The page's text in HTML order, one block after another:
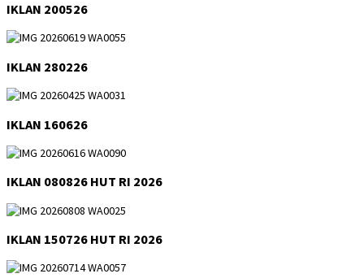
IKLAN 200526
IKLAN 280226
IKLAN 160626
IKLAN 080826 HUT RI 2026
IKLAN 150726 HUT RI 2026